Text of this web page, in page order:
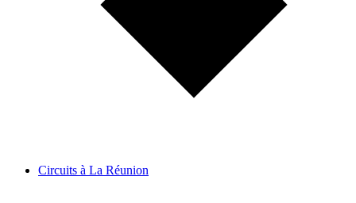
Circuits à La Réunion